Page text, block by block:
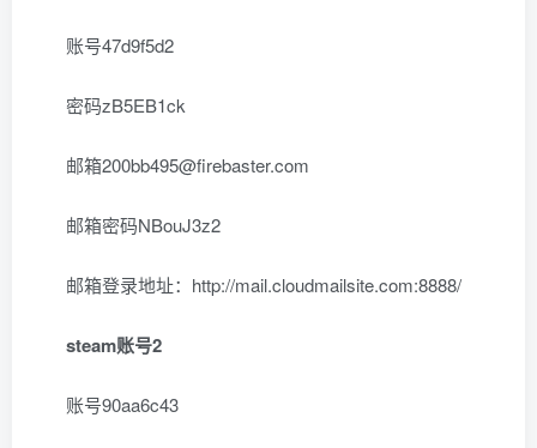
账号47d9f5d2
密码zB5EB1ck
邮箱200bb495@firebaster.com
邮箱密码NBouJ3z2
邮箱登录地址：http://mail.cloudmailsite.com:8888/
steam账号2
账号90aa6c43